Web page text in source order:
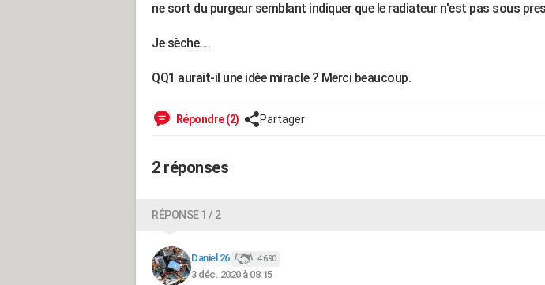
ne sort du purgeur semblant indiquer que le radiateur n'est pas sous
Je sèche....
QQ1 aurait-il une idée miracle ? Merci beaucoup.
Répondre (2) Partager
2 réponses
RÉPONSE 1 / 2
Daniel 26 4 690
3 déc. 2020 à 08:15